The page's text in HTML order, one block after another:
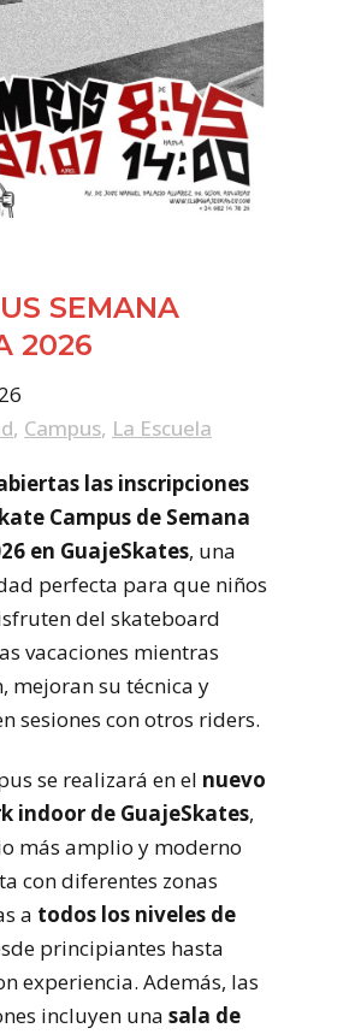
SEMANA
2026
, Campus, La Escuela
las inscripciones
Campus de Semana
en GuajeSkates, una
perfecta para que niños
del skateboard
vacaciones mientras
mejoran su técnica y
sesiones con otros riders.
se realizará en el nuevo
indoor de GuajeSkates,
más amplio y moderno
con diferentes zonas
a todos los niveles de
principiantes hasta
experiencia. Además, las
incluyen una sala de